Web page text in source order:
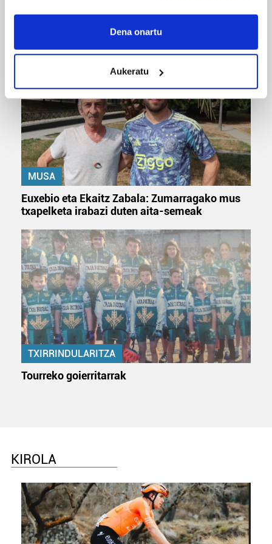
If you allow, we would also like to:
Collect information about your geographical
Identify your device by actively scanning it for
specific characteristics (fingerprinting)
Find out more about how your personal data is processed
and set your preferences in thedetails section.
Guk eta gure bazkideek zure datu pertsonalak
prozesatzen ditugu, zure IP zenbakia, besteak beste,
teknologia erabiliz, cookieak adibidez, iragarki eta eduki
pertsonalizatuak eskaintzeko, iragarkiak eta edukia
neurtzeko, jendeari buruzko informazioa biltzeko eta
erabiltzen dituen hauta dezakezu.
Bazkide batzuek ez dizute baimenik eskatzen, eta beren
interes komertzial legitimoetan babesten dira. Ikusi gure
bazkideen zerrenda, beren ustez zein helburutarako
duten interes legitimoa eta horren aurka nola egin
dezakezun ikusteko.
Lortu zure datu pertsonalak prozesatzeko moduari
datuen atalean. Edozein unetan alda edo ken dezakezu
zerbitzuak hobetzeko asmoz, cookie teknologiaz
baliatzen gara. Ohar hau onartuz gero, teknologia hori
erabiltzeko baimen esplizitua ematen diguzu.Gehiago
irakurri
Dena onartu
Aukeratu
'Amaaaa!' abestiekin
MUSA
Euxebio eta Ekaitz Zabala: Zumarragako mus
txapelketa irabazi duten aita-semeak
TXIRRINDULARITZA
Tourreko goierritarrak
KIROLA